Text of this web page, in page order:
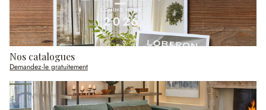
Nos catalogues
Demandez-le gratuitement